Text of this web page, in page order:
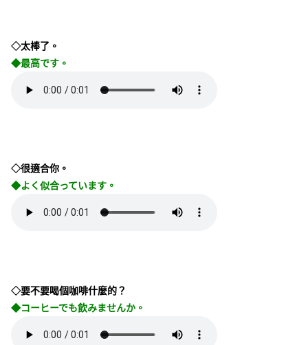
◇太棒了。
◆最高です。
◇很適合你。
◆よく似合っています。
◇要不要喝個咖啡什麼的？
◆コーヒーでも飲みませんか。